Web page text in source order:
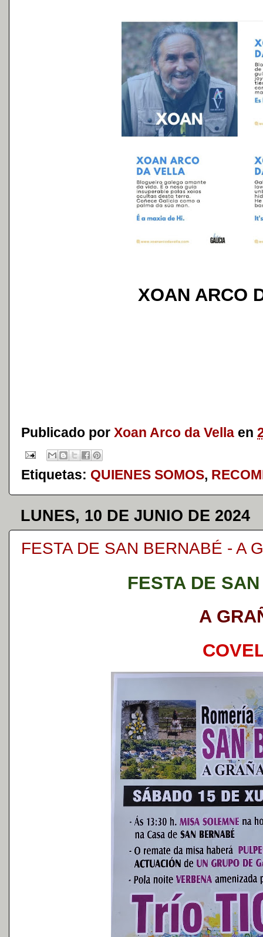
XOAN ARCO
Publicado por Xoan Arco da Vella en
Etiquetas: QUIENES SOMOS,
LUNES, 10 DE JUNIO DE 2024
FESTA DE SAN BERNABÉ - A
FESTA DE
A